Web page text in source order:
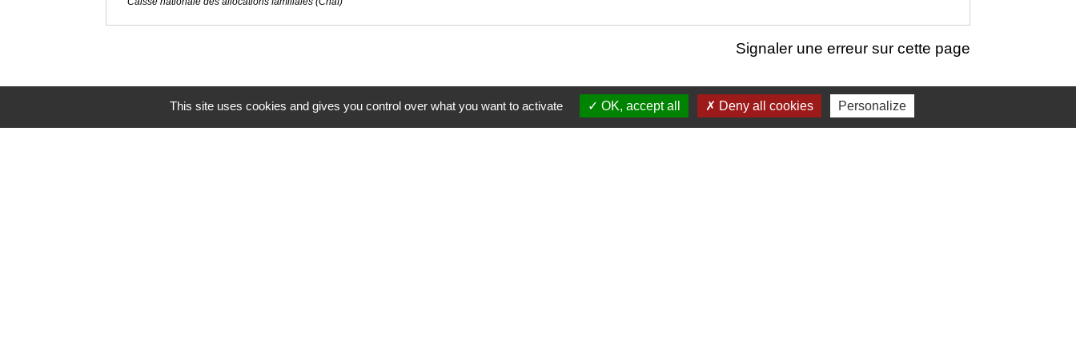
Signaler une erreur sur cette page
This site uses cookies and gives you control over what you want to activate OK, accept all Deny all cookies Personalize